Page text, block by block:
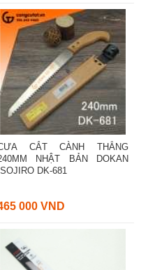
CẮT CÀNH THẲNG
NHẬT BẢN DOKAN
ISOJIRO DK-681
000 VND